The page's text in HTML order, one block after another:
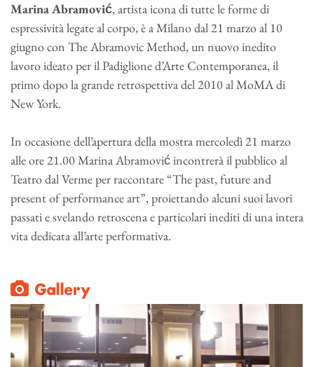
Marina Abramović, artista icona di tutte le forme di
espressività legate al corpo, è a Milano dal 21 marzo al 10
giugno con The Abramovic Method, un nuovo inedito
lavoro ideato per il Padiglione d’Arte Contemporanea, il
primo dopo la grande retrospettiva del 2010 al MoMA di
New York.
In occasione dell’apertura della mostra mercoledì 21 marzo
alle ore 21.00 Marina Abramović incontrerà il pubblico al
Teatro dal Verme per raccontare “The past, future and
present of performance art”, proiettando alcuni suoi lavori
passati e svelando retroscena e particolari inediti di una intera
vita dedicata all’arte performativa.
Gallery